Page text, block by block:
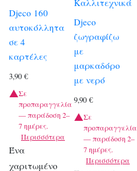
Djeco 160
αυτοκόλλητα
σε 4
καρτέλες
3,90 €
Σε
προπαραγγελία
— παράδοση 2–
7 ημέρες.
Περισσότερα
Ένα
χαριτωμένο
Djeco
ζωγραφίζω
με
μαρκαδόρο
με νερό
9,90€
Σε
προπαραγγελία
— παράδοση 2–
7 ημέρες.
Περισσότερα